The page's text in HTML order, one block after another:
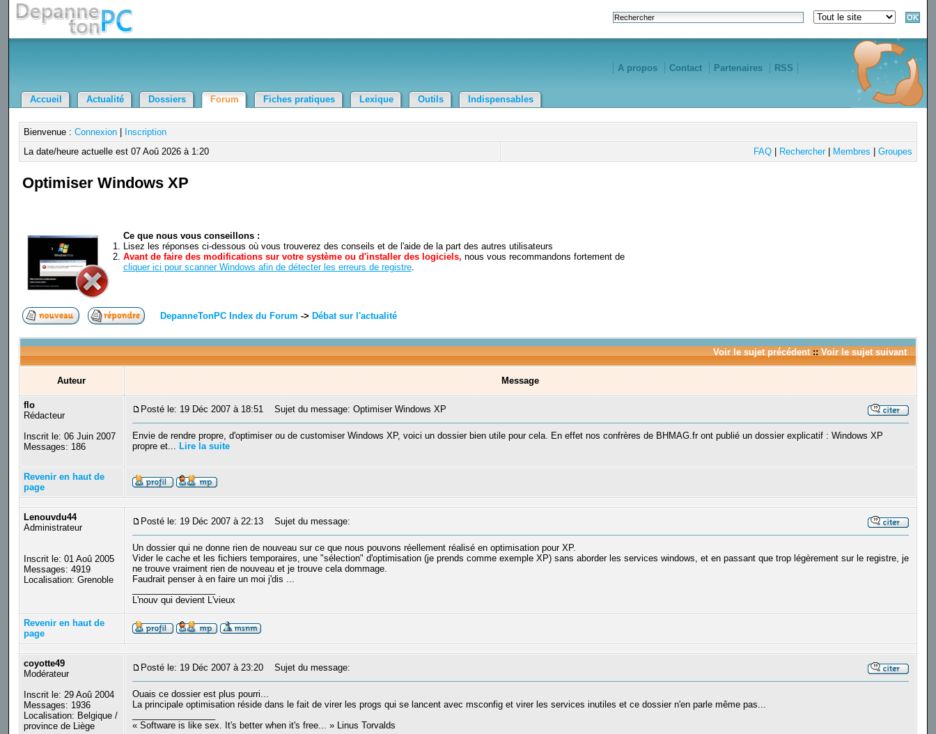
A propos Contact Partenaires RSS
Accueil Actualité Dossiers Forum Fiches pratiques Lexique Outils Indispensables
Bienvenue : Connexion|
Inscription
La date/heure actuelle est 07 Aoû 2026 à 1:20
FAQ| Rechercher| Membres Groupes
Optimiser Windows XP
Ce que nous vous conseillons :
Lisez les réponses ci-dessous où vous trouverez des conseils et de l'aide de la part des autres utilisateurs
Avant de faire des modifications sur votre système ou d'installer des logiciels, nous vous recommandons fortement de
cliquer ici pour scanner Windows afin de détecter les erreurs de registre.
DepanneTonPC Index du Forum -> Débat sur l'actualité
Voir le sujet précédent:: Voir le sujet suivant
Auteur Message
flo
Rédacteur
Inscrit le: 06 Juin 2007
Messages: 186
Posté le: 19 Déc 2007 à 18:51 Sujet du message: Optimiser Windows XP
Envie de rendre propre, d'optimiser ou de customiser Windows XP, voici un dossier bien utile pour cela. En effet nos confrères de BHMAG.fr ont publié un dossier explicatif : Windows XP
propre et... Lire la suite
Revenir en haut de
page
Lenouvdu44
Administrateur
Inscrit le: 01 Aoû 2005
Messages: 4919
Localisation: Grenoble
Posté le: 19 Déc 2007 à 22:13 Sujet du message:
Un dossier qui ne donne rien de nouveau sur ce que nous pouvons réellement réalisé en optimisation pour XP.
Vider le cache et les fichiers temporaires, une "sélection" d'optimisation (je prends comme exemple XP) sans aborder les services windows, et en passant que trop légèrement sur le registre, je
ne trouve vraiment rien de nouveau et je trouve cela dommage.
Faudrait penser à en faire un moi j'dis ...
L'nouv qui devient L'vieux
Revenir en haut de
page
coyotte49
Modérateur
Inscrit le: 29 Aoû 2004
Messages: 1936
Localisation: Belgique /
province de Liège
Posté le: 19 Déc 2007 à 23:20 Sujet du message:
Ouais ce dossier est plus pourri...
La principale optimisation réside dans le fait de virer les progs qui se lancent avec msconfig et virer les services inutiles et ce dossier n'en parle même pas...
« Software is like sex. It's better when it's free... » Linus Torvalds